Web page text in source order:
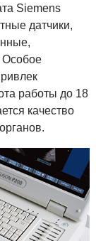
Siemens
датчики,
Особое
работы до 18
качество